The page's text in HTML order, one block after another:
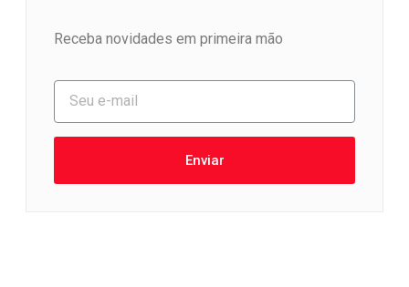
Receba novidades em primeira mão
Enviar